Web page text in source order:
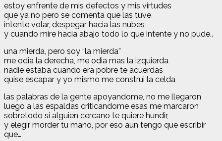
estoy enfrente de mis defectos y mis virtudes
que ya no pero se comenta que las tuve
intente volar, despegar hacia las nubes
y cuando mire hacia abajo todo lo que intente y no pude..
una mierda, pero soy “la mierda”
me odia la derecha, me odia mas la izquierda
nadie estaba cuando era pobre te acuerdas
quise escapar y yo mismo me construi la celda
las palabras de la gente apoyandome, no me llegaron
luego a las espaldas criticandome esas me marcaron
sobretodo si alguien cercano te quiere hundir,
y elegir morder tu mano, por eso aun tengo que escribir
que…